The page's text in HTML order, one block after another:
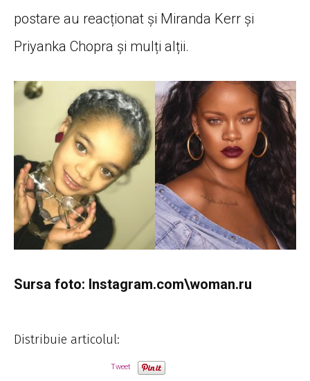
postare au reacționat și Miranda Kerr și
Priyanka Chopra și mulți alții.
Sursa foto: Instagram.com\woman.ru
Distribuie articolul:
Tweet